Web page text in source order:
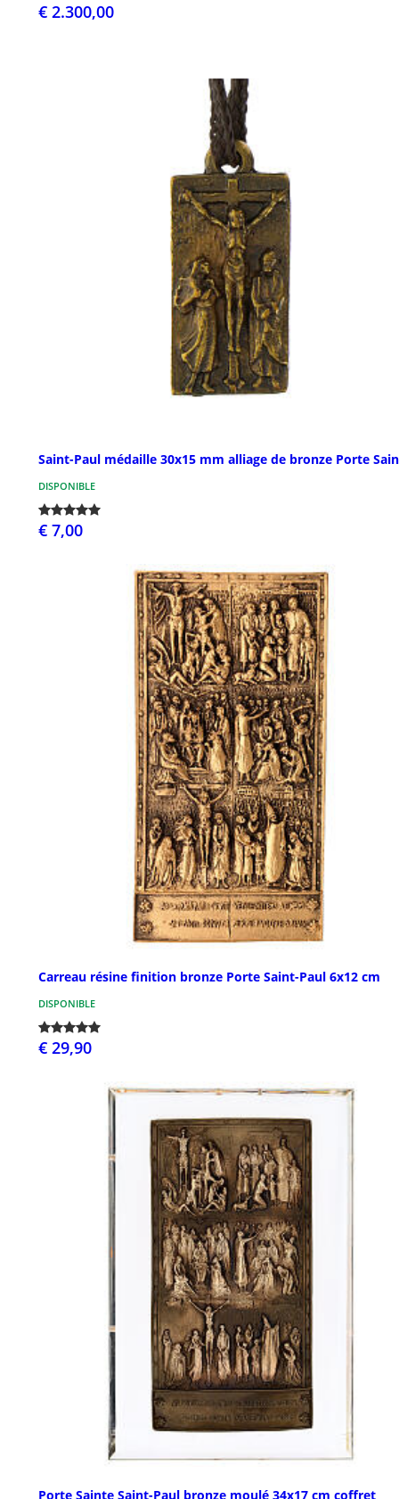
€ 2.300,00
Saint-Paul médaille 30x15 mm alliage de bronze Porte
DISPONIBLE
€ 7,00
Carreau résine finition bronze Porte Saint-Paul 6x12 cm
DISPONIBLE
€ 29,90
Porte Sainte Saint-Paul bronze moulé 34x17 cm coffret